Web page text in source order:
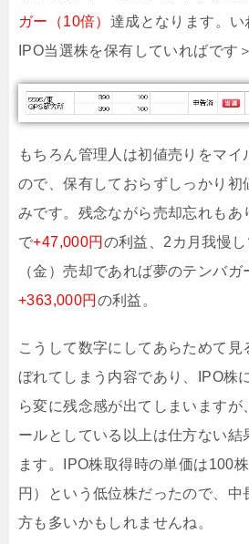
ガー（10倍） 達成となります。
IPO当選株を保有していればです
もちろん管理人は初値売りをマイ
ので、保有しておらずしっかり初
みです。残念ながら売却忘れもあ
で+47,000円 の利益、2カ月我慢
（金）売却であれば夢のテンバ
+363,000円 の利益。
こうして数字にしてあらためて見
ぼれてしまう内容であり、IPO株
ら変に残念感が出てしまいますが
ールとしている以上は仕方ない結
ます。IPO株取得時の単価は100
円）という低位株だったので、中
方も多いかもしれませんね。